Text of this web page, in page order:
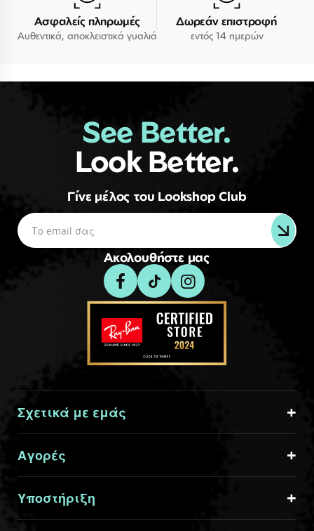
Ασφαλείς πληρωμές
Αυθεντικά, αποκλειστικά γυαλιά
Δωρεάν επιστροφή
εντός 14 ημερών
See Better.
Look Better.
Γίνε μέλος του Lookshop Club
Ακολουθήστε μας
Σχετικά με εμάς
Αγορές
Υποστήριξη